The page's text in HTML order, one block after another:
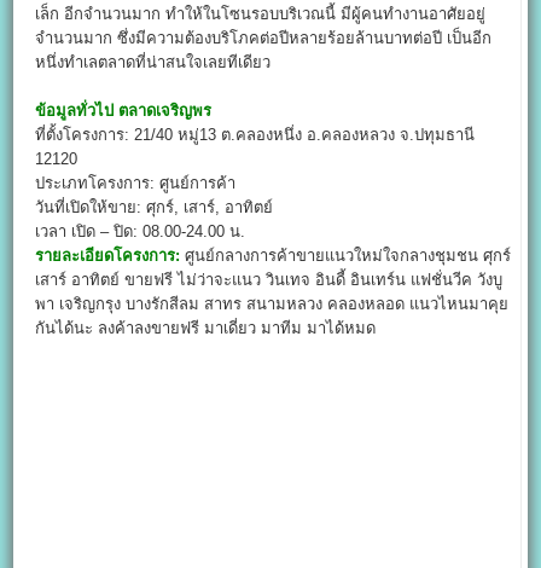
เล็ก อีกจำนวนมาก ทำให้ในโซนรอบบริเวณนี้ มีผู้คนทำงานอาศัยอยู่
จำนวนมาก ซึ่งมีความต้องบริโภคต่อปีหลายร้อยล้านบาทต่อปี เป็นอีก
หนึ่งทำเลตลาดที่น่าสนใจเลยทีเดียว
ข้อมูลทั่วไป ตลาดเจริญพร
ที่ตั้งโครงการ: 21/40 หมู่13 ต.คลองหนึ่ง อ.คลองหลวง จ.ปทุมธานี
12120
ประเภทโครงการ: ศูนย์การค้า
วันที่เปิดให้ขาย: ศุกร์, เสาร์, อาทิตย์
เวลา เปิด – ปิด: 08.00-24.00 น.
รายละเอียดโครงการ: ศูนย์กลางการค้าขายแนวใหม่ใจกลางชุมชน ศุกร์
เสาร์ อาทิตย์ ขายฟรี ไม่ว่าจะแนว วินเทจ อินดี้ อินเทร์น แฟชั่นวีค วังบู
พา เจริญกรุง บางรักสีลม สาทร สนามหลวง คลองหลอด แนวไหนมาคุย
กันได้นะ ลงค้าลงขายฟรี มาเดี่ยว มาทีม มาได้หมด